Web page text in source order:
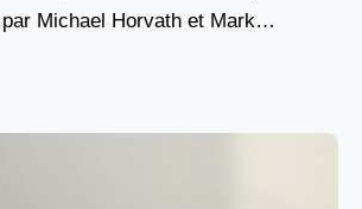
Michael Horvath et Mark